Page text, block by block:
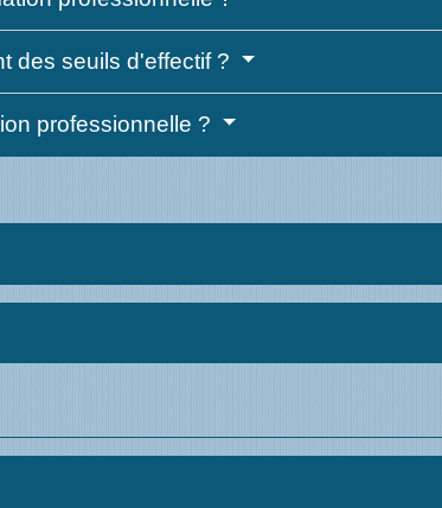
des seuils d'effectif ?
professionnelle ?